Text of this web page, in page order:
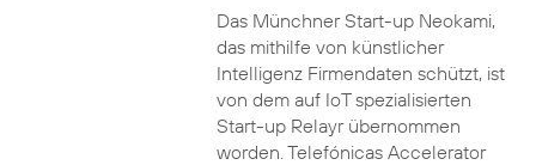
Das Münchner Start-up Neokami,
das mithilfe von künstlicher
Intelligenz Firmendaten schützt, ist
von dem auf IoT spezialisierten
Start-up Relayr übernommen
worden. Telefónicas Accelerator